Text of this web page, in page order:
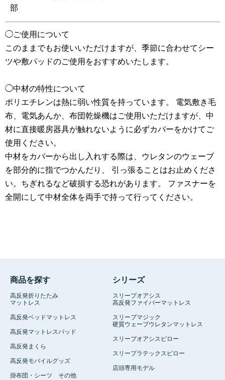
部
◯ご使用について
このままでもお使いいただけますが、季節に合わせてシー
ツや敷パッドのご使用をおすすめいたします。
◯中材の特性について
ポリエチレンは熱に弱い性質を持っています。 電気敷き毛
布、電気あんか、布団乾燥機はご使用いただけますが、中
材に直接暖房器具が触れないように必ずカバーをかけてご
使用ください。
中材をカバーから出し入れする際は、ウレタンのウェーブ
を部分的に指でつかんだり、 引っ張ることはお止めくださ
い。ちぎれるなど破損する恐れがあります。 ファスナーを
全開にして中材全体を両手で持って行ってください。
商品を探す
高反発折りたたみ
マットレス
高反発ベッドマットレス
高反発マットレスパッド
高反発まくら
高反発モバイルグッズ
掛布団・シーツ その他
シリーズ
スリープオアシス
高反発ファイバーマットレス
スリープマジック
硬質ウェーブウレタンマットレス
スリープオアシスピロー
スリープラテックスピロー
店頭専用モデル